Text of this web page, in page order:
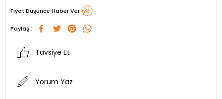
Fiyat Düşünce Haber Ver
Paylaş :
Tavsiye Et
Yorum Yaz